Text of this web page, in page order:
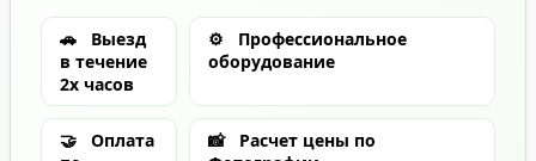
🚗
Выезд
в течение
2х часов
⚙️
Профессиональное
оборудование
🤝
Оплата
📸
Расчет цены по